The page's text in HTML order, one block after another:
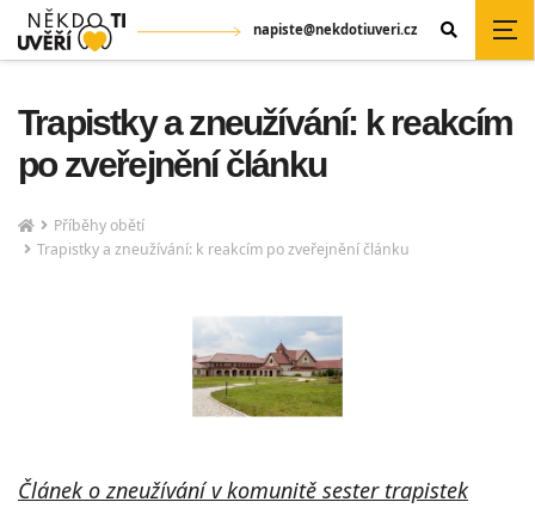
napiste@nekdotiuveri.cz
Trapistky a zneužívání: k reakcím
po zveřejnění článku
Příběhy obětí
Trapistky a zneužívání: k reakcím po zveřejnění článku
Článek o zneužívání v komunitě sester trapistek